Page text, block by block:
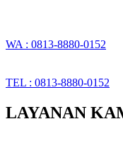
WA : 0813-8880-0152
TEL : 0813-8880-0152
LAYANAN